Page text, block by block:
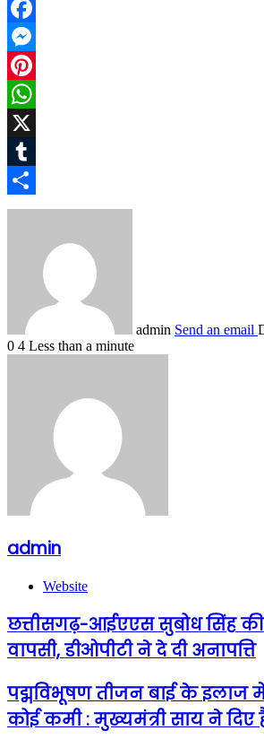
Facebook
Messenger
Pinterest
WhatsApp
X
Tumblr
Share
admin Send an email
0 4 Less than a minute
admin
Website
छत्तीसगढ़-आईएएस सुबोध सिंह
वापसी, डीओपीटी ने दे दी अनापत्ति
पद्मविभूषण तीजन बाई के इलाज में
कोई कमी : मुख्यमंत्री साय ने दिए